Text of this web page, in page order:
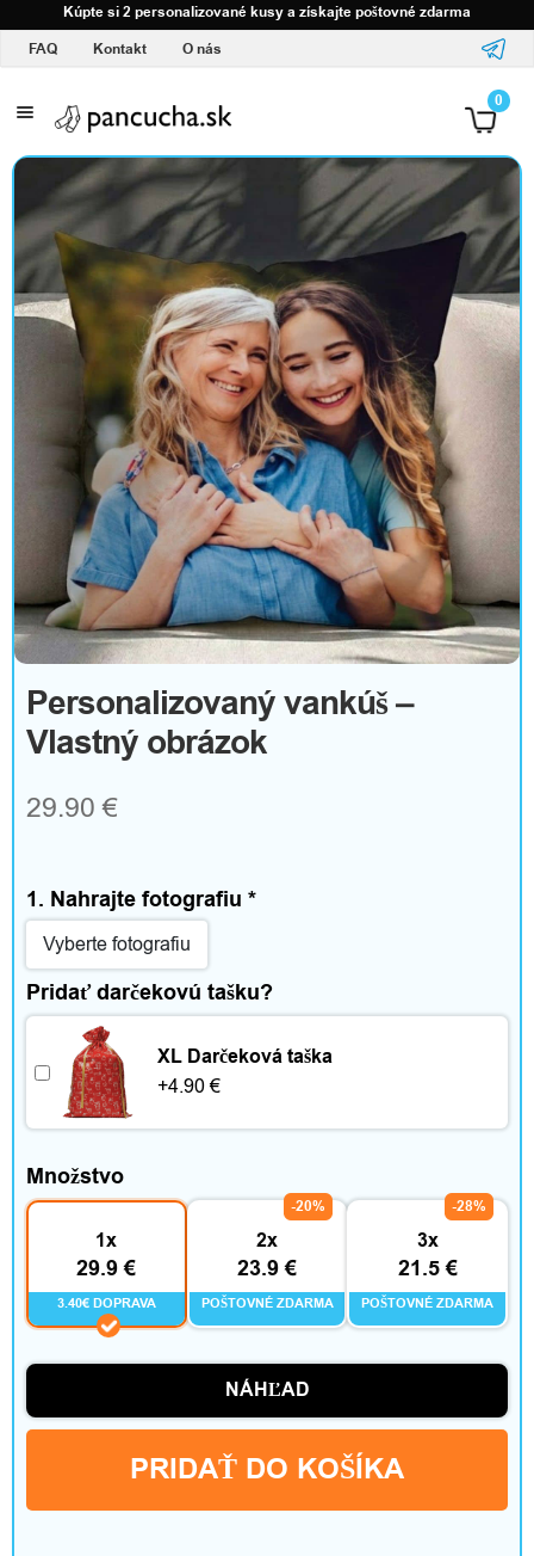
Kúpte si 2 personalizované kusy a získajte poštovné zdarma
FAQ
Kontakt O nás
0
S
v
a
š
í
l
o
g
o
m
T
e
x
t
l
a
d
o
p
l
n
k
y
o
Personalizovaný vankúš –
Vlastný obrázok
29.90 €
1. Nahrajte fotografiu *
Vyberte fotografiu
Pridať darčekovú tašku?
XL Darčeková taška
+4.90€
Množstvo
1x
29.9 €
3.40€ DOPRAVA
2x
23.9 €
-20%
POŠTOVNÉ ZDARMA
3x
21.5 €
-28%
POŠTOVNÉ ZDARMA
NÁHĽAD
PRIDAŤ DO KOŠÍKA